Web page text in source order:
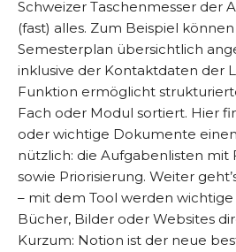
Schweizer Taschenmesser der
(fast) alles. Zum Beispiel
Semesterplan übersichtlich
inklusive der Kontaktdaten der
Funktion ermöglicht
Fach oder Modul sortiert. Hier
oder wichtige Dokumente
nützlich: die Aufgabenlisten mit
sowie Priorisierung. Weiter
– mit dem Tool werden wichtige
Bücher, Bilder oder Websites
Kurzum: Notion ist der neue